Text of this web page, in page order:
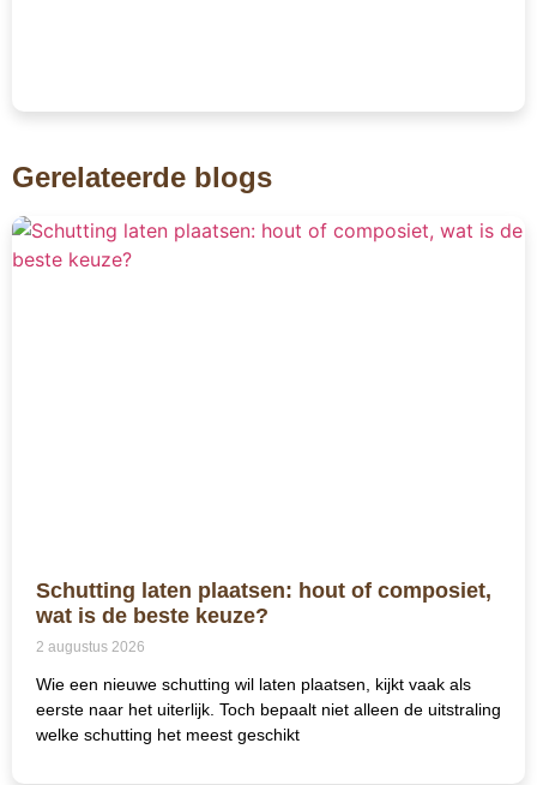
Gerelateerde blogs
Schutting laten plaatsen: hout of composiet,
wat is de beste keuze?
2 augustus 2026
Wie een nieuwe schutting wil laten plaatsen, kijkt vaak als
eerste naar het uiterlijk. Toch bepaalt niet alleen de uitstraling
welke schutting het meest geschikt